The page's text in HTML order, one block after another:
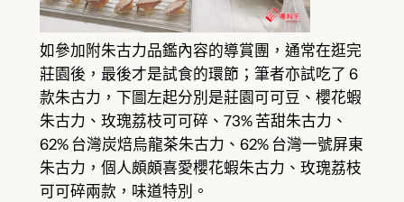
如參加附朱古力品鑑內容的導賞團，通常在逛完
莊園後，最後才是試食的環節；筆者亦試吃了 6
款朱古力，下圖左起分別是莊園可可豆、櫻花蝦
朱古力、玫瑰荔枝可可碎、73% 苦甜朱古力、
62% 台灣炭焙烏龍茶朱古力、62% 台灣一號屏東
朱古力，個人頗頗喜愛櫻花蝦朱古力、玫瑰荔枝
可可碎兩款，味道特別。